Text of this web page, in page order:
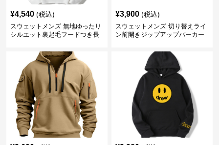
¥4,540 (税込)
スウェットメンズ 無地ゆったり
シルエット裏起毛フードつき長
¥3,900 (税込)
スウェットメンズ 切り替えライ
ン前開きジップアップパーカー